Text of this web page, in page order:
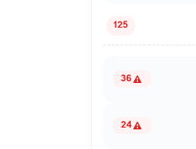
125
36
24